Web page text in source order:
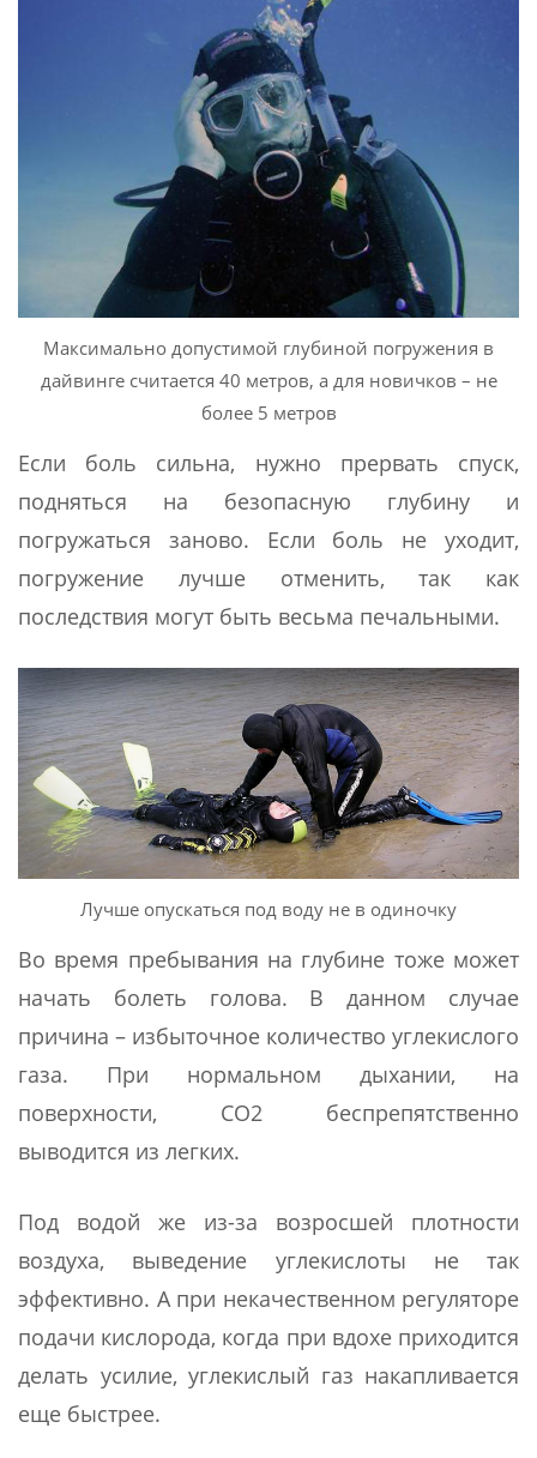
Максимально допустимой глубиной погружения в
дайвинге считается 40 метров, а для новичков – не
более 5 метров
Если боль сильна, нужно прервать спуск,
подняться на безопасную глубину и
погружаться заново. Если боль не уходит,
погружение лучше отменить, так как
последствия могут быть весьма печальными.
Лучше опускаться под воду не в одиночку
Во время пребывания на глубине тоже может
начать болеть голова. В данном случае
причина – избыточное количество углекислого
газа. При нормальном дыхании, на
поверхности, СО2 беспрепятственно
выводится из легких.
Под водой же из-за возросшей плотности
воздуха, выведение углекислоты не так
эффективно. А при некачественном регуляторе
подачи кислорода, когда при вдохе приходится
делать усилие, углекислый газ накапливается
еще быстрее.